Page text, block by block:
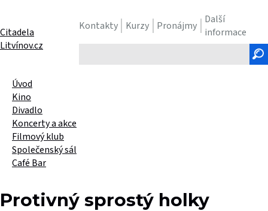
Kontakty Kurzy Pronájmy
Další
informace
text
Citadela
Litvínov.cz
Úvod
Kino
Divadlo
Koncerty a akce
Filmový klub
Společenský sál
Café Bar
Protivný sprostý holky